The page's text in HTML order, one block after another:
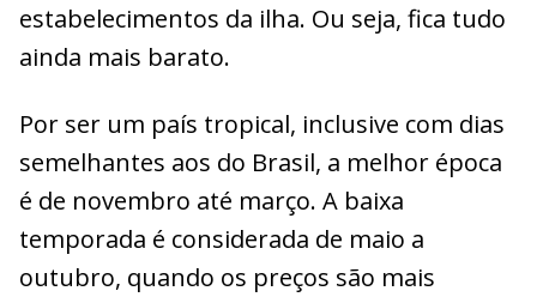
estabelecimentos da ilha. Ou seja, fica tudo
ainda mais barato.
Por ser um país tropical, inclusive com dias
semelhantes aos do Brasil, a melhor época
é de novembro até março. A baixa
temporada é considerada de maio a
outubro, quando os preços são mais